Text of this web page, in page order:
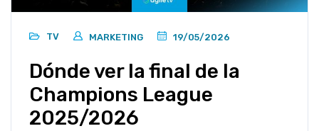
TV MARKETING 19/05/2026
Dónde ver la final de la
Champions League
2025/2026